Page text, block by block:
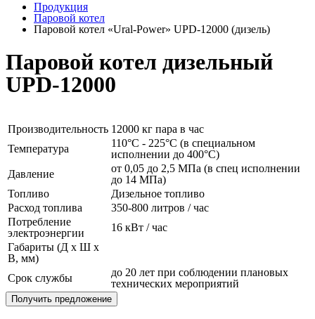
Продукция
Паровой котел
Паровой котел «Ural-Power» UPD-12000 (дизель)
Паровой котел дизельный
UPD-12000
Производительность 12000 кг пара в час
Температура
110°C - 225°C (в специальном
исполнении до 400°C)
Давление
от 0,05 до 2,5 МПа (в спец исполнении
до 14 МПа)
Топливо
Дизельное топливо
Расход топлива
350-800 литров / час
Потребление
электроэнергии
16 кВт / час
Габариты (Д x Ш x
В, мм)
Срок службы
до 20 лет при соблюдении плановых
технических мероприятий
Получить предложение